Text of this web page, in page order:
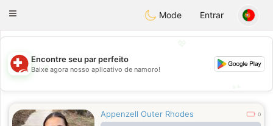
Suissi
Toggle
Mode Entrar
💖
💕
Encontre seu par perfeito
Baixe agora nosso aplicativo de namoro!
Appenzell Outer Rhodes 0